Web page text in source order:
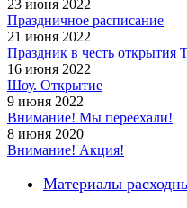
23 июня 2022
Праздничное расписание
21 июня 2022
Праздник в честь открытия
16 июня 2022
Шоу. Открытие
9 июня 2022
Внимание! Мы переехали!
8 июня 2020
Внимание! Акция!
Материалы